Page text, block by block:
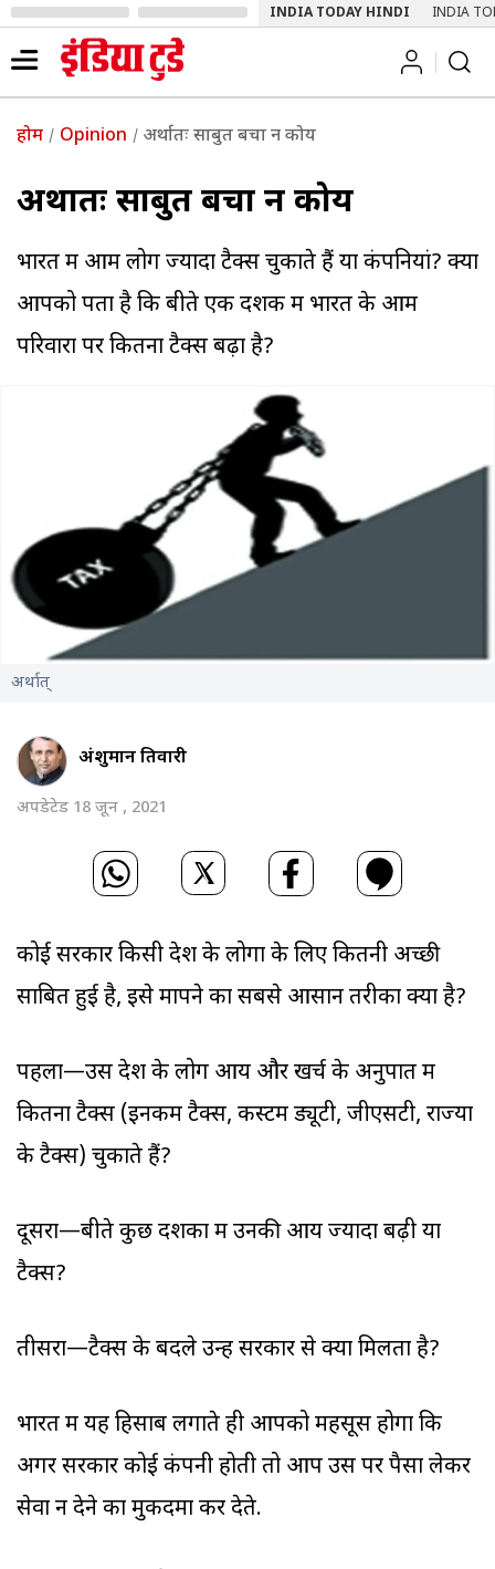
INDIA TODAY HINDI INDIA
होम Opinion अर्थातः साबुत बचा न कोय
अर्थातः साबुत बचा न कोय
भारत में आम लोग ज्यादा टैक्स चुकाते हैं या कंपनियां? क्या
आपको पता है कि बीते एक दशक में भारत के आम
परिवारों पर कितना टैक्स बढ़ा है?
अर्थात‍्
अंशुमान तिवारी
अपडेटेड 18 जून , 2021
कोई सरकार किसी देश के लोगों के लिए कितनी अच्छी
साबित हुई है, इसे मापने का सबसे आसान तरीका क्या है?
पहला—उस देश के लोग आय और खर्च के अनुपात में
कितना टैक्स (इनकम टैक्स, कस्टम ड्यूटी, जीएसटी, राज्यों
के टैक्स) चुकाते हैं?
दूसरा—बीते कुछ दशकों में उनकी आय ज्यादा बढ़ी या
टैक्स?
तीसरा—टैक्स के बदले उन्हें सरकार से क्या मिलता है?
भारत में यह हिसाब लगाते ही आपको महसूस होगा कि
अगर सरकार कोई कंपनी होती तो आप उस पर पैसा लेकर
सेवा न देने का मुकदमा कर देते.